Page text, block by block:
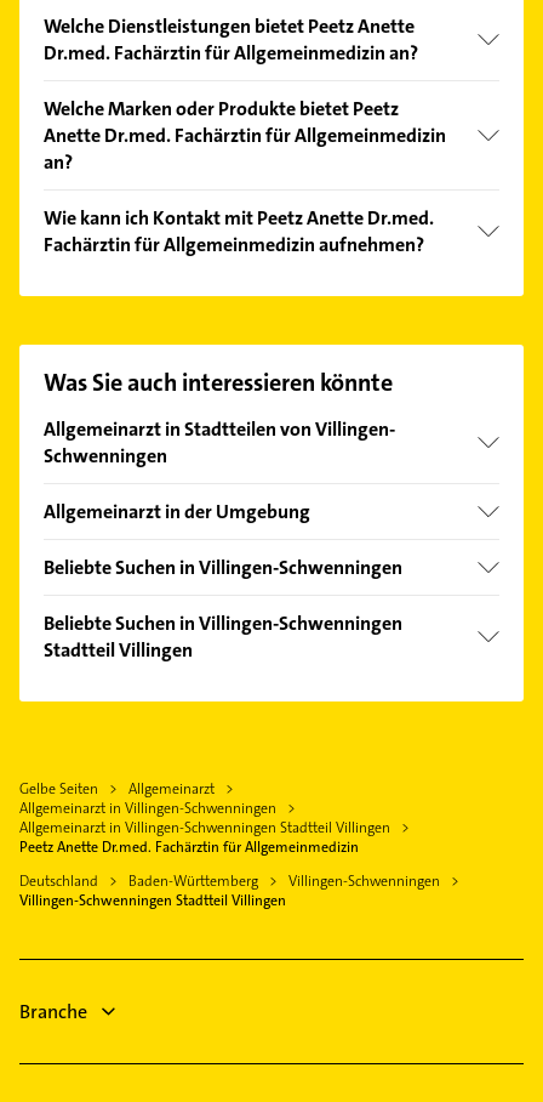
Welche Dienstleistungen bietet Peetz Anette
Dr.med. Fachärztin für Allgemeinmedizin an?
Blutdruckmessung, EKG, schmerztherapie, Vorsorge
und Belastungs-EKG.
Welche Marken oder Produkte bietet Peetz
Anette Dr.med. Fachärztin für Allgemeinmedizin
an?
gutachten und Check-Up.
Wie kann ich Kontakt mit Peetz Anette Dr.med.
Fachärztin für Allgemeinmedizin aufnehmen?
auswählen. Hier finden Sie alleKontaktdaten
Was Sie auch interessieren könnte
Allgemeinarzt in Stadtteilen von Villingen-
Schwenningen
Schwenningen
Allgemeinarzt in der Umgebung
Bad Dürrheim
Donaueschingen
Trossingen
Schramberg
Aldingen
Wellendingen Württemberg
Beliebte Suchen in Villingen-Schwenningen
Klempner
Gasinstallateur
Bauunternehmen
Elektroinstallation
Elektriker
Elektro Reparatur
Fensterbauer
Beliebte Suchen in Villingen-Schwenningen
Stadtteil Villingen
Phoniatrie
Logopädie
Lüftungsanlagen
Heizungsfirmen
Steuerberater
Gelbe Seiten
Allgemeinarzt
Allgemeinarzt in Villingen-Schwenningen
Allgemeinarzt in Villingen-Schwenningen Stadtteil Villingen
Peetz Anette Dr.med. Fachärztin für Allgemeinmedizin
Deutschland
Baden-Württemberg
Villingen-Schwenningen
Villingen-Schwenningen Stadtteil Villingen
Branche